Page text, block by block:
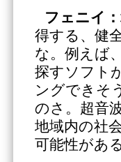
フェニイ：
得する、健
な。例えば
探すソフト
ングできそ
のさ。超音
地域内の社
可能性があ